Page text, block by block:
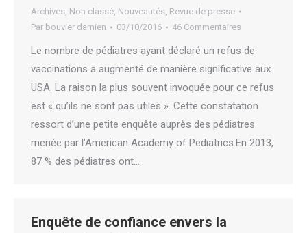
Archives, Non classé, Nouveautés, Revue de presse
Par bouvier damien 03/10/2016 46 Commentaires
Le nombre de pédiatres ayant déclaré un refus de
vaccinations a augmenté de manière significative aux
USA. La raison la plus souvent invoquée pour ce refus
est « qu’ils ne sont pas utiles ». Cette constatation
ressort d’une petite enquête auprès des pédiatres
menée par l’American Academy of Pediatrics.En 2013,
87 % des pédiatres ont…
Enquête de confiance envers la